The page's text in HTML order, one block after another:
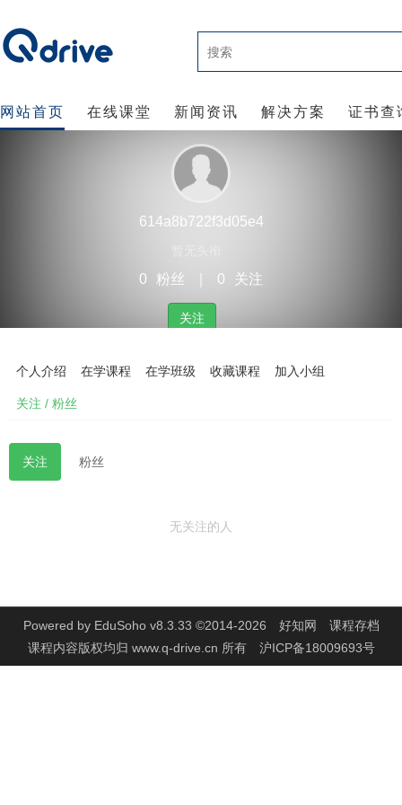
网站首页 在线课堂 新闻资讯 解决方案 证书查
614a8b722f3d05e4
0 粉丝 0 关注
关注
个人介绍 在学课程 在学班级 收藏课程 加入小组
关注 / 粉丝
关注 粉丝
无关注的人
Powered by EduSoho v8.3.33 ©2014-2026 好知网
课程存档
课程内容版权均归 www.q-drive.cn 所有 沪ICP备18009693号